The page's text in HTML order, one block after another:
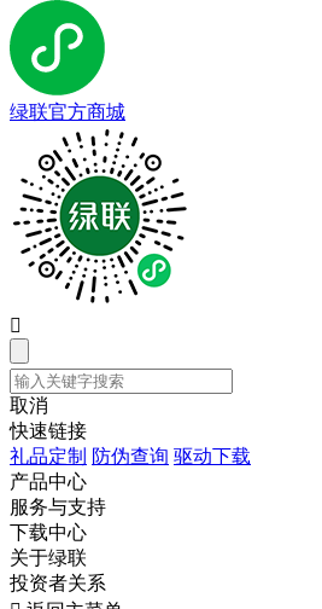
绿联官方商城

取消
快速链接
礼品定制 防伪查询 驱动下载
产品中心
服务与支持
下载中心
关于绿联
投资者关系